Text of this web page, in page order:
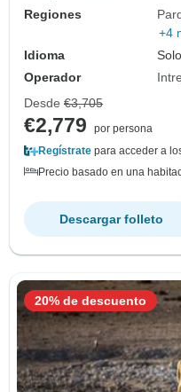
Regiones
+4
Idioma
Operador
Desde €3,705
€2,779
por persona
Regístrate para acceder a
Precio basado en una
Descargar folleto
20% de descuento